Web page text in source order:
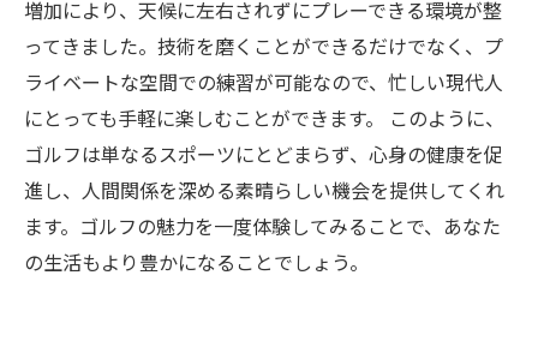
増加により、天候に左右されずにプレーできる環境が整
ってきました。技術を磨くことができるだけでなく、プ
ライベートな空間での練習が可能なので、忙しい現代人
にとっても手軽に楽しむことができます。 このように、
ゴルフは単なるスポーツにとどまらず、心身の健康を促
進し、人間関係を深める素晴らしい機会を提供してくれ
ます。ゴルフの魅力を一度体験してみることで、あなた
の生活もより豊かになることでしょう。